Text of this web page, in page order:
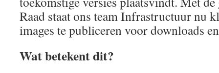
Raad staat ons team Infrastructuur nu
images te publiceren voor downloads
Wat betekent dit?